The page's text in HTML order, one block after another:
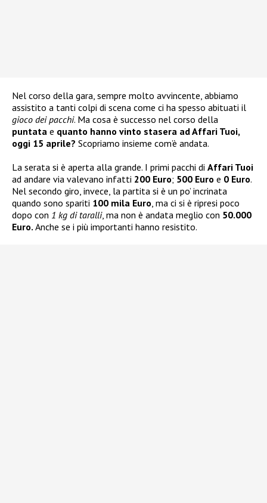
Nel corso della gara, sempre molto avvincente, abbiamo
assistito a tanti colpi di scena come ci ha spesso abituati il
gioco dei pacchi. Ma cosa è successo nel corso della
puntata e quanto hanno vinto stasera ad Affari Tuoi,
oggi 15 aprile? Scopriamo insieme com’è andata.
La serata si è aperta alla grande. I primi pacchi di Affari Tuoi
ad andare via valevano infatti 200 Euro; 500 Euro e 0 Euro.
Nel secondo giro, invece, la partita si è un po’ incrinata
quando sono spariti 100 mila Euro, ma ci si è ripresi poco
dopo con 1 kg di taralli, ma non è andata meglio con 50.000
Euro. Anche se i più importanti hanno resistito.